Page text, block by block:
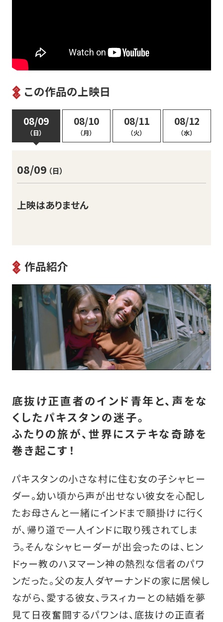
この作品の上映日
08/09
（日）
08/10
（月）
08/11
（火）
08/12
（水）
08/09 （日）
上映はありません
作品紹介
底抜け正直者のインド青年と、声をな
くしたパキスタンの迷子。
ふたりの旅が、世界にステキな奇跡を
巻き起こす！
パキスタンの小さな村に住む女の子シャヒー
ダー。幼い頃から声が出せない彼女を心配し
たお母さんと一緒にインドまで願掛けに行く
が、帰り道で一人インドに取り残されてしま
う。そんなシャヒーダーが出会ったのは、ヒン
ドゥー教のハヌマーン神の熱烈な信者のパワ
ンだった。父の友人ダヤーナンドの家に居候し
ながら、愛する彼女、ラスィカーとの結婚を夢
見て日夜奮闘するパワンは、底抜けの正直者